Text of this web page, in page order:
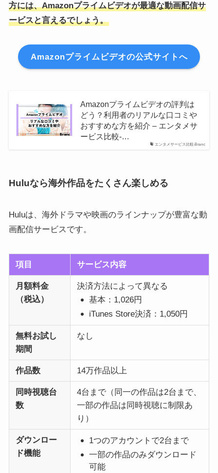
方には、Amazonプライムビデオが最適な動画配信サ
ービスと言えるでしょう。
Amazonプライムビデオの公式サイトへ
エンタメサービス比較-Branc
Amazonプライムビデオの評判は
どう？利用者のリアルな口コミや
おすすめな方を紹介 – エンタメサ
ービス比較-…
Huluなら海外作品をたくさん楽しめる
Huluは、海外ドラマや映画のラインナップが豊富な動
画配信サービスです。
項目 サービス内容
月額料金
（税込）
決済方法によって異なる
基本：1,026円
iTunes Store決済：1,050円
無料お試し
期間
なし
作品数 14万作品以上
同時視聴台
数
4台まで（同一の作品は2台まで、
一部の作品は同時視聴に制限あ
り）
ダウンロー
ド機能
1つのアカウントで2台まで
一部の作品のみダウンロード
可能